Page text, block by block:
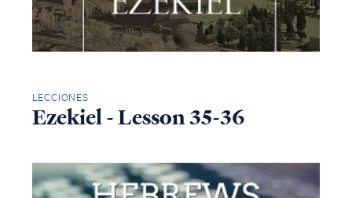
LECCIONES
Ezekiel - Lesson 35-36